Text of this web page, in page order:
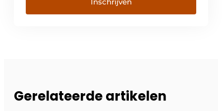
Gerelateerde artikelen